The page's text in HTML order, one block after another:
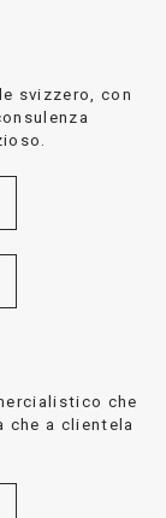
svizzero, con
che
che a clientela